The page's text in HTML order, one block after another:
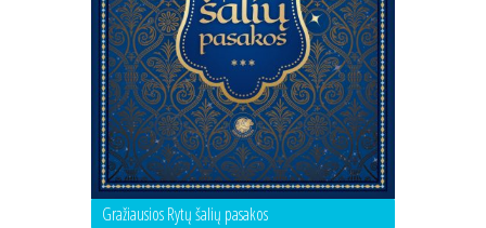
Gražiausios Rytų šalių pasakos